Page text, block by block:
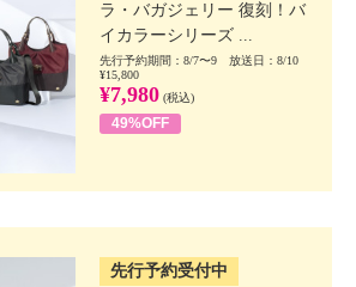
ラ・バガジェリー 復刻！バ
イカラーシリーズ ...
先行予約期間：8/7〜9 放送日：8/10
¥15,800
¥7,980 (税込)
49%OFF
先行予約受付中